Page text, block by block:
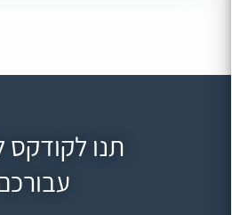
תנו לקודקס